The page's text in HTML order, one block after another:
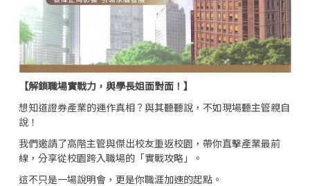
【解鎖職場實戰力，與學長姐面對面！】
想知道證券產業的運作真相？與其聽聽說，不如現場聽主管親自
說！
我們邀請了高階主管與傑出校友重返校園，帶你直擊產業最前
線，分享從校園跨入職場的「實戰攻略」。
這不只是一場說明會，更是你職涯加速的起點。